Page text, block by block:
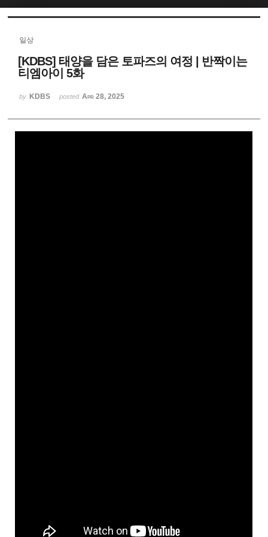
일상
[KDBS] 태양을 담은 토파즈의 여정 | 반짝이는
티엠아이 5화
by KDBS posted Apr 28, 2025
Sketchbook5, 스케치북5
Sketchbook5, 스케치북5